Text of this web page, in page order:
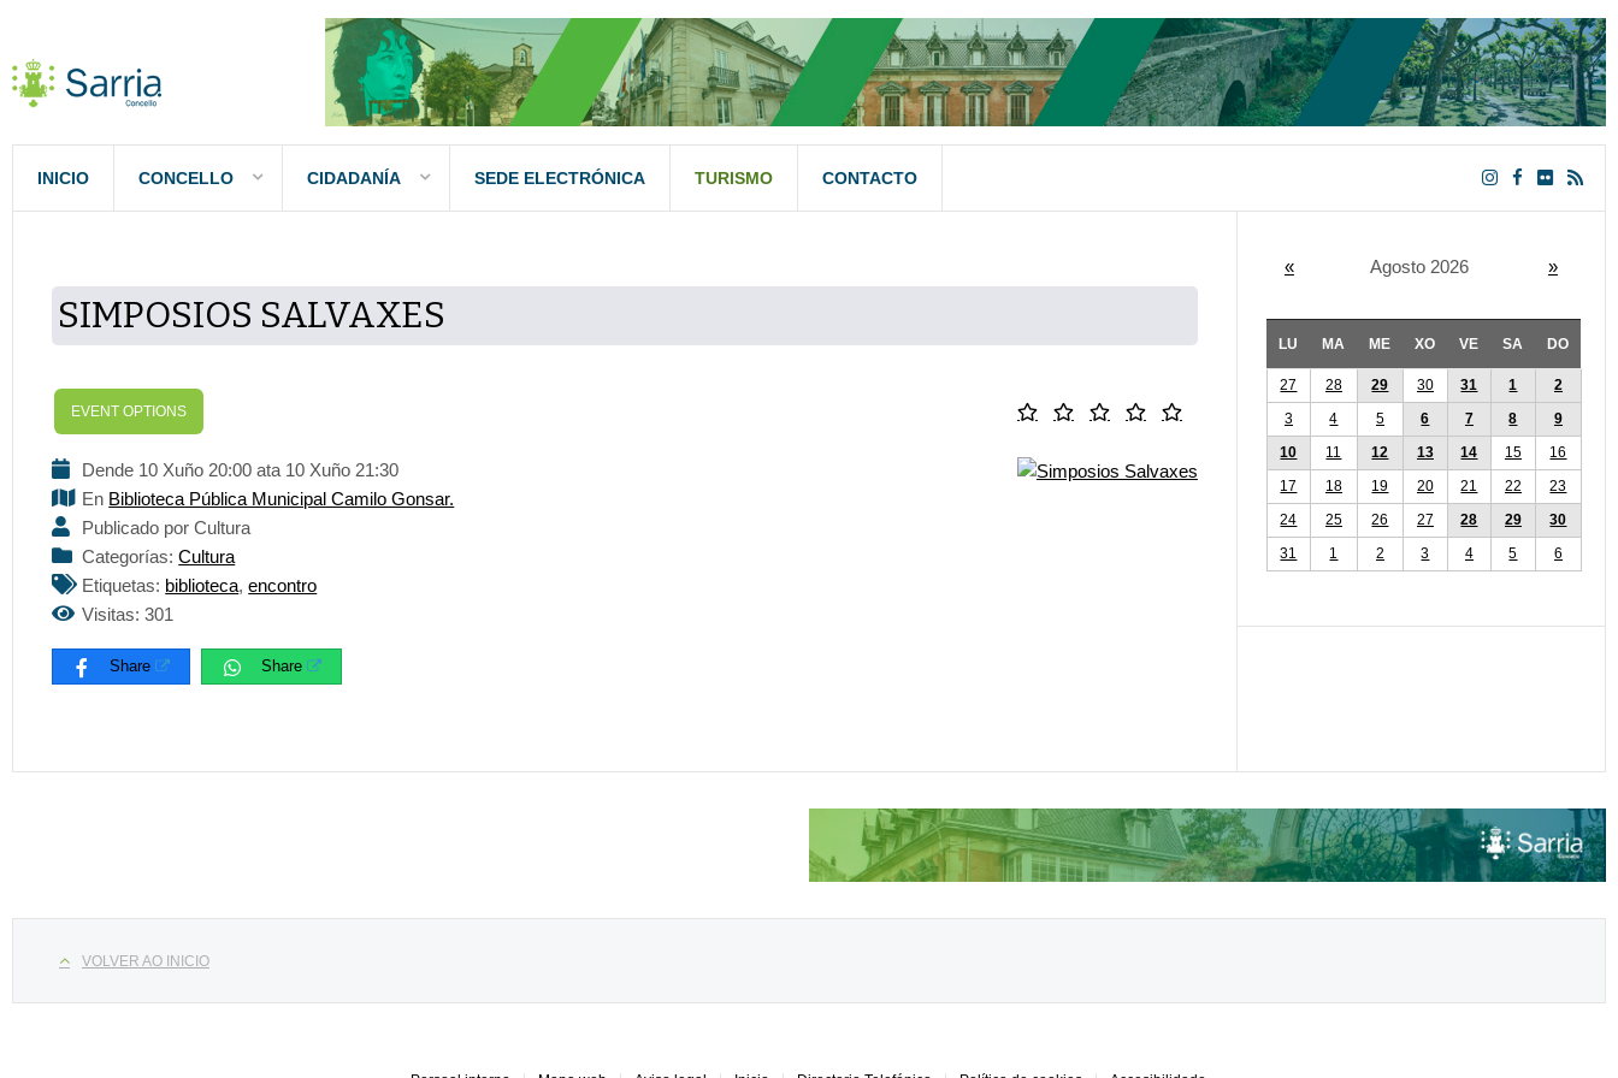
INICIO CONCELLO CIDADANÍA SEDE ELECTRÓNICA TURISMO CONTACTO
SIMPOSIOS SALVAXES
EVENT OPTIONS
Dende 10 Xuño 20:00 ata 10 Xuño 21:30
En Biblioteca Pública Municipal Camilo Gonsar.
Publicado por Cultura
Categorías:Cultura
Etiquetas: biblioteca,encontro
Visitas: 301
Share Share
« Agosto 2026 »
LU MA ME XO VE SA DO
27 28 29 30 31 1
2
3
4 5 6 7 8
9
10
11 12 13 14 15
16
17
18 19 20 21 22
23
24
25 26 27 28 29
30
31
1 2 3 4 5 6
VOLVER AO INICIO